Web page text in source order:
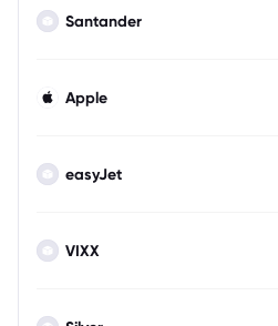
Santander
Apple
easyJet
VIXX